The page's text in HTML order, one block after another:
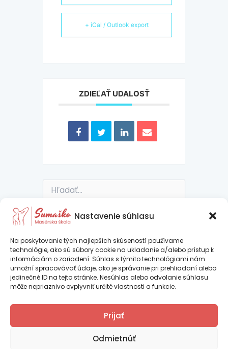
Nastavenie súhlasu
Na poskytovanie tých najlepších skúseností používame
technológie, ako sú súbory cookie na ukladanie a/alebo prístup k
informáciám o zariadení. Súhlas s týmito technológiami nám
umožní spracovávať údaje, ako je správanie pri prehliadaní alebo
jedinečné ID na tejto stránke. Nesúhlas alebo odvolanie súhlasu
môže nepriaznivo ovplyvniť určité vlastnosti a funkcie.
Prijať
Odmietnúť
+ iCal / Outlook export
ZDIEĽAŤ UDALOSŤ
Vyhľadať:
Najnovšie
komentáre
Copyright © 2026 Sumaško |Tvorba web stránok TOMARCO
Ing. Iveta Psocíková – SUMAŠKO je
certifikovaná vzdelávacia inštitúcia podľa
platnej legislatívy SR